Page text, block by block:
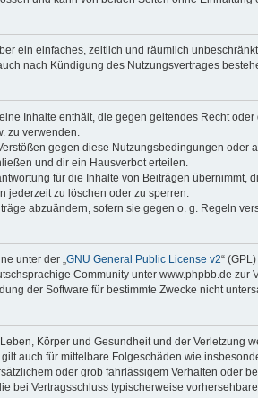
ein einfaches, zeitlich und räumlich
nach Kündigung des Nutzungsvertrages
Inhalte enthält, die gegen geltendes Recht
zu verwenden.
gegen diese Nutzungsbedingungen
und dir ein Hausverbot erteilen.
für die Inhalte von Beiträgen
jederzeit zu löschen oder zu sperren.
abzuändern, sofern sie gegen o. g. Regeln
unter der „GNU General Public License v2“
Community unter www.phpbb.de
der Software für bestimmte Zwecke nicht
Körper und Gesundheit und der
auch für mittelbare Folgeschäden wie
oder grob fahrlässigem Verhalten oder
bei Vertragsschluss typischerweise